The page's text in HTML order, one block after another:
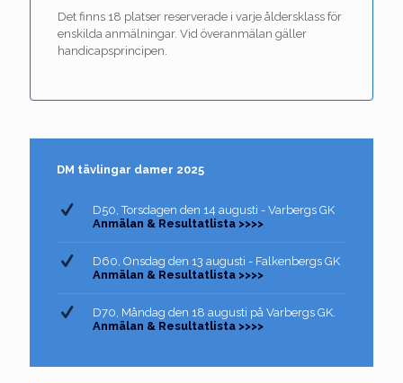
Det finns 18 platser reserverade i varje åldersklass för
enskilda anmälningar. Vid överanmälan gäller
handicapsprincipen.
DM tävlingar damer 2025
D50, Torsdagen den 14 augusti - Varbergs GK
Anmälan & Resultatlista >>>>
D60, Onsdag den 13 augusti - Falkenbergs GK
Anmälan & Resultatlista >>>>
D70, Måndag den 18 augusti på Varbergs GK.
Anmälan & Resultatlista >>>>